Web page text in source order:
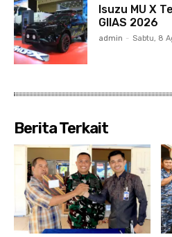
Isuzu MU X
GIIAS 2026
admin - Sabtu, 8
Berita Terkait